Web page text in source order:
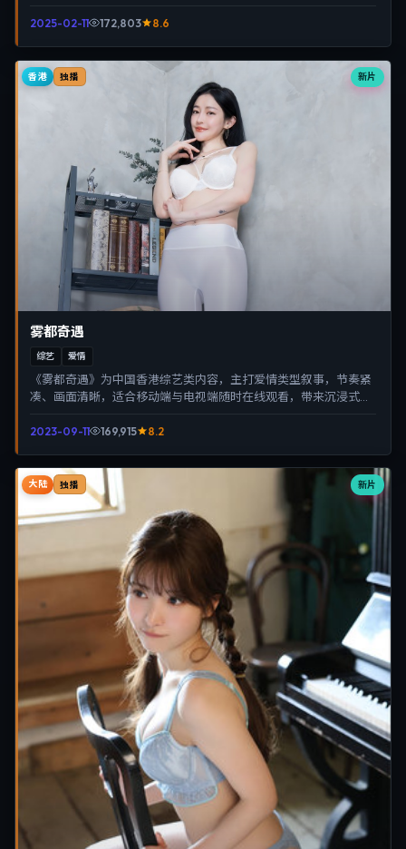
2025-02-11 172,803 8.6
新片
香港 独播
雾都奇遇
综艺 爱情
《雾都奇遇》为中国香港综艺类内容，主打爱情类型叙事，节奏紧
凑、画面清晰，适合移动端与电视端随时在线观看，带来沉浸式视
2023-09-11 169,915 8.2
新片
大陆 独播